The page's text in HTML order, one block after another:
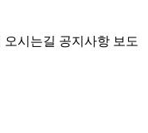
오시는길 공지사항 보도